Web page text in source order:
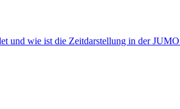
und wie ist die Zeitdarstellung in der